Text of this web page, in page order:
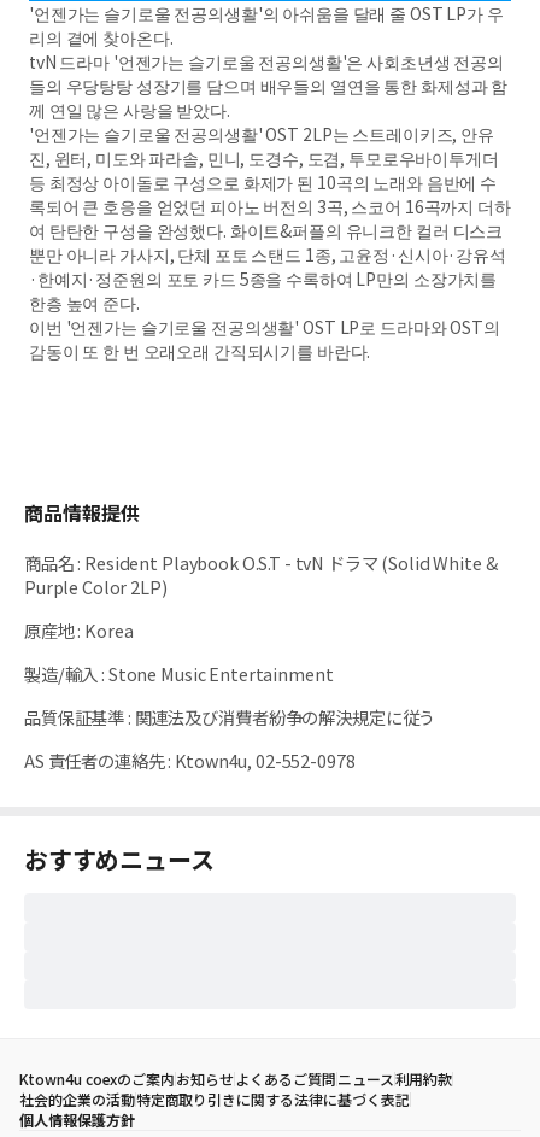
'언젠가는 슬기로울 전공의생활'의 아쉬움을 달래 줄 OST LP가 우
리의 곁에 찾아온다.
tvN 드라마 '언젠가는 슬기로울 전공의생활'은 사회초년생 전공의
들의 우당탕탕 성장기를 담으며 배우들의 열연을 통한 화제성과 함
께 연일 많은 사랑을 받았다.
'언젠가는 슬기로울 전공의생활' OST 2LP는 스트레이키즈, 안유
진, 윈터, 미도와 파라솔, 민니, 도경수, 도겸, 투모로우바이투게더
등 최정상 아이돌로 구성으로 화제가 된 10곡의 노래와 음반에 수
록되어 큰 호응을 얻었던 피아노 버전의 3곡, 스코어 16곡까지 더하
여 탄탄한 구성을 완성했다. 화이트&퍼플의 유니크한 컬러 디스크
뿐만 아니라 가사지, 단체 포토 스탠드 1종, 고윤정·신시아·강유석
·한예지·정준원의 포토 카드 5종을 수록하여 LP만의 소장가치를
한층 높여 준다.
이번 '언젠가는 슬기로울 전공의생활' OST LP로 드라마와 OST의
감동이 또 한 번 오래오래 간직되시기를 바란다.
商品情報提供
商品名: Resident Playbook O.S.T - tvN ドラマ (Solid White &
Purple Color 2LP)
原産地: Korea
製造/輸入:Stone Music Entertainment
品質保証基準: 関連法及び消費者紛争の解決規定に従う
AS 責任者の連絡先: Ktown4u, 02-552-0978
おすすめニュース
Ktown4u coexのご案内お知らせよくあるご質問ニュース利用約款
社会的企業の活動特定商取り引きに関する法律に基づく表記
個人情報保護方針